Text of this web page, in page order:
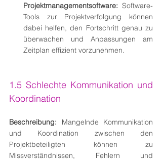
Projektmanagementsoftware: Software-
Tools zur Projektverfolgung können
dabei helfen, den Fortschritt genau zu
überwachen und Anpassungen am
Zeitplan effizient vorzunehmen.
1.5 Schlechte Kommunikation und
Koordination
Beschreibung: Mangelnde Kommunikation
und Koordination zwischen den
Projektbeteiligten können zu
Missverständnissen, Fehlern und